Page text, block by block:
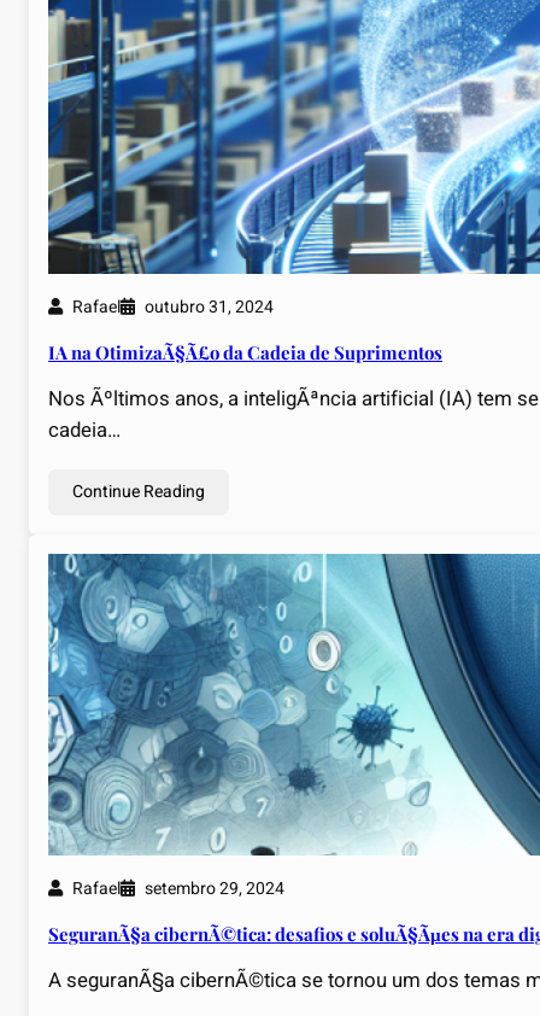
Rafael outubro 31, 2024
IA na OtimizaÃ§Ã£o da Cadeia de Suprimentos
Nos Ãºltimos anos, a inteligÃªncia artificial (IA) tem
cadeia…
Continue Reading
Rafael setembro 29, 2024
SeguranÃ§a cibernÃ©tica: desafios e soluÃ§Ãµes na era
A seguranÃ§a cibernÃ©tica se tornou um dos temas